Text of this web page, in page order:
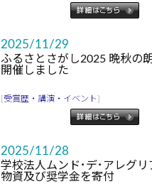
2025/11/29
ふるさとさがし2025 晩秋の
開催しました
受賞歴・講演・イベント
2025/11/28
学校法人ムンド･デ･アレグ
物資及び奨学金を寄付